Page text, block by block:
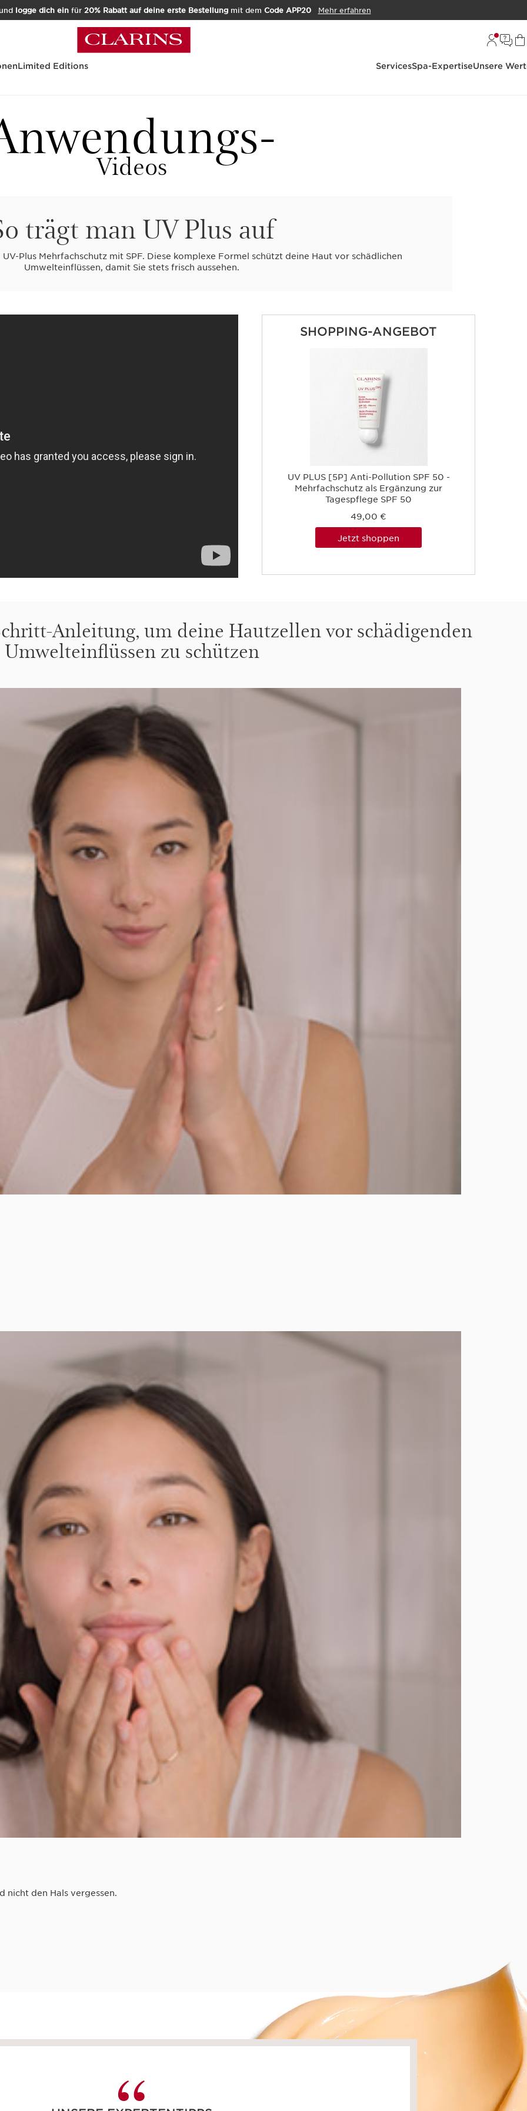
logge dich einfür 20% Rabatt auf deine erste Bestellungmit dem Code APP20 Mehr erfahren
Limited Editions ServicesSpa-ExpertiseUnsere
Videos
trägt man UV Plus auf
Plus Mehrfachschutz mit SPF. Diese komplexe Formel schützt deine Haut vor schädlichen
Umwelteinflüssen, damit Sie stets frisch aussehen.
SHOPPING-ANGEBOT
UV PLUS [5P] Anti-Pollution SPF 50 -
Mehrfachschutz als Ergänzung zur
Tagespflege SPF 50
49,00 €
Jetzt shoppen
Anleitung, um deine Hautzellen vor schädigenden
Umwelteinflüssen zu schützen
nicht den Hals vergessen.